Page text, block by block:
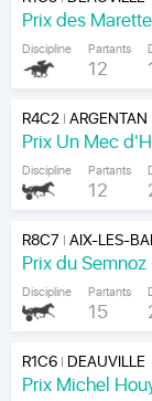
Prix des
Discipline Partants
12
R4C2|ARGENTAN
Prix Un Mec
Discipline Partants
12
R8C7 |AIX-LES-
Prix du Semnoz
Discipline Partants
15
R1C6| DEAUVILLE
Prix Michel